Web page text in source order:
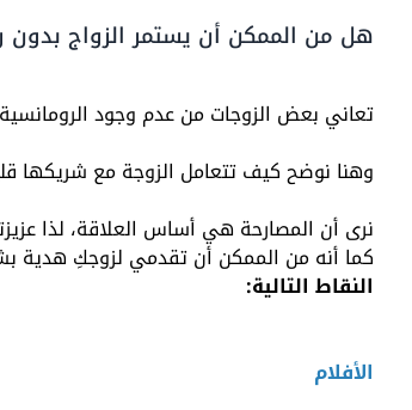
هل من الممكن أن يستمر الزواج بدون
تعاني بعض الزوجات من عدم وجود الرومانسية
وهنا نوضح كيف تتعامل الزوجة مع شريكها
نرى أن المصارحة هي أساس العلاقة، لذا
كما أنه من الممكن أن تقدمي لزوجكِ هدية
النقاط التالية:
الأفلام